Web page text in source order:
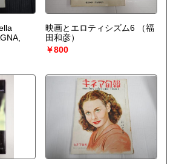
映画とエロティシズム6
（福
田和彦）
￥800